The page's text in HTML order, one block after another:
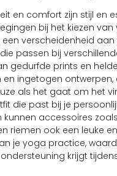
en comfort zijn stijl en
bij het kiezen
verscheidenheid aan
passen bij
gedurfde prints en
ingetogen ontwerpen,
als het gaat om het
die past bij je
kunnen accessoires
riemen ook een leuke
je yoga practice,
krijgt